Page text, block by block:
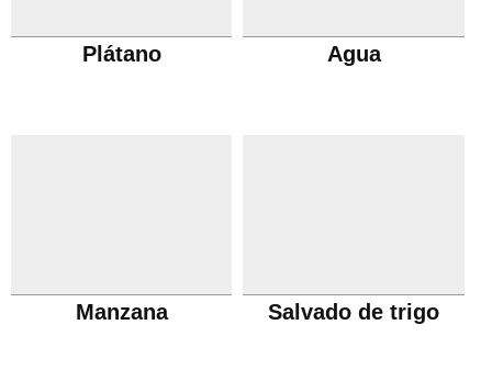
Plátano Agua
Manzana Salvado de trigo